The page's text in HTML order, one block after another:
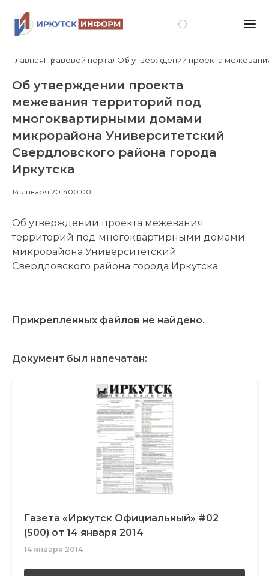
ГлавнаяПравовой порталОб утверждении проекта
Об утверждении проекта
межевания территорий под
многоквартирными домами
микрорайона Университетский
Свердловского района города
Иркутска
14 января 201400:00
Об утверждении проекта межевания
территорий под многоквартирными домами
микрорайона Университетский
Свердловского района города Иркутска
Прикрепленных файлов не найдено.
Документ был напечатан:
Газета «Иркутск Официальный» #02
(500) от 14 января 2014
14 января 2014